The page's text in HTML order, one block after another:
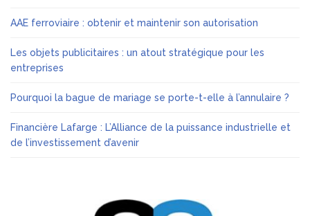
AAE ferroviaire : obtenir et maintenir son autorisation
Les objets publicitaires : un atout stratégique pour les
entreprises
Pourquoi la bague de mariage se porte-t-elle à l’annulaire ?
Financière Lafarge : L’Alliance de la puissance industrielle et
de l’investissement d’avenir